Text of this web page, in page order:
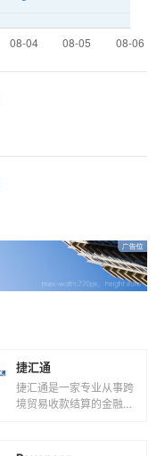
捷汇通
捷汇通是一家专业从事跨
境贸易收款结算的金融科
汇通支持多种主流货币，